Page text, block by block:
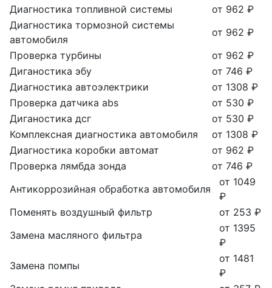
Диагностика топливной системы
от 962 ₽
Диагностика тормозной системы
автомобиля
от 962 ₽
Проверка турбины
от 962 ₽
Диганостика эбу
от 746 ₽
Диагностика автоэлектрики
от 1308 ₽
Проверка датчика abs
от 530 ₽
Диганостика дсг
от 530 ₽
Комплексная диагностика автомобиля
от 1308 ₽
Диагностика коробки автомат
от 962 ₽
Проверка лямбда зонда
от 746 ₽
Антикоррозийная обработка автомобиля
от 1049
₽
Поменять воздушный фильтр
от 253 ₽
Замена масляного фильтра
от 1395
₽
Замена помпы
от 1481
₽